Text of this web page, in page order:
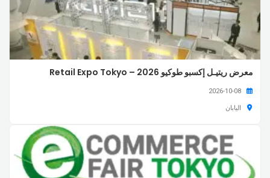
معرض ريتيـل إكسبو طوكيو 2026 – Retail Expo Tokyo
اليابان